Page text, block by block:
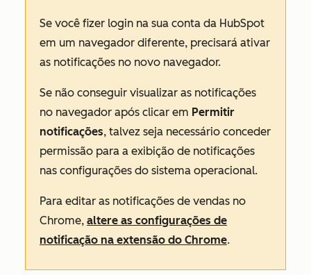
Se você fizer login na sua conta da HubSpot
em um navegador diferente, precisará ativar
as notificações no novo navegador.
Se não conseguir visualizar as notificações
no navegador após clicar em Permitir
notificações, talvez seja necessário conceder
permissão para a exibição de notificações
nas configurações do sistema operacional.
Para editar as notificações de vendas no
Chrome, altere as configurações de
notificação na extensão do Chrome.